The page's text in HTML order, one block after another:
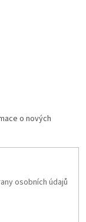
o nových
osobních údajů